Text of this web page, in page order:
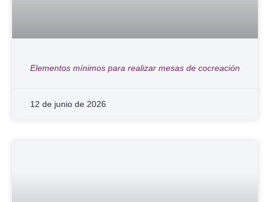
Elementos mínimos para realizar mesas de cocreación
12 de junio de 2026